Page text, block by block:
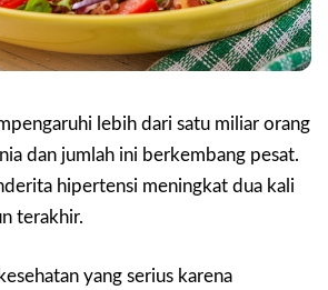
lebih dari satu miliar orang
dan jumlah ini berkembang pesat.
hipertensi meningkat dua kali
terakhir.
yang serius karena